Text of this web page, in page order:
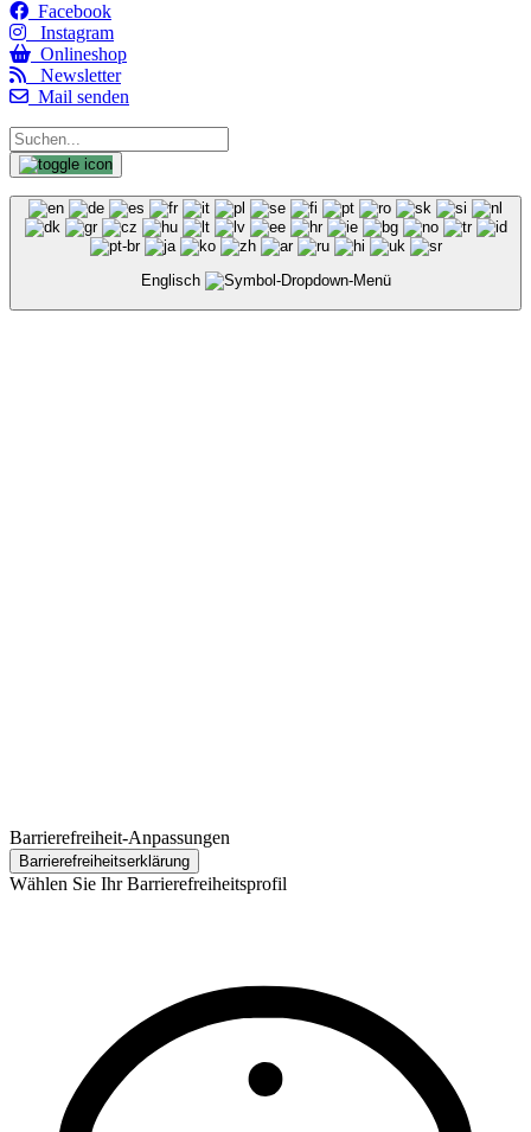
Facebook
Instagram
Onlineshop
Newsletter
Mail senden
Englisch
Barrierefreiheit-Anpassungen
Barrierefreiheits­erklärung
Wählen Sie Ihr Barrierefreiheitsprofil